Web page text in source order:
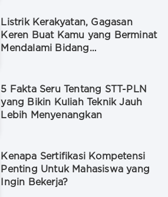
Listrik Kerakyatan, Gagasan
Keren Buat Kamu yang Berminat
Mendalami Bidang…
5 Fakta Seru Tentang STT-PLN
yang Bikin Kuliah Teknik Jauh
Lebih Menyenangkan
Kenapa Sertifikasi Kompetensi
Penting Untuk Mahasiswa yang
Ingin Bekerja?